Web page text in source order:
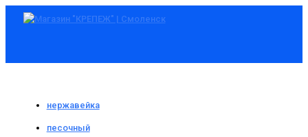
Перейти Главное
нержавейка
песочный
Количество
товара